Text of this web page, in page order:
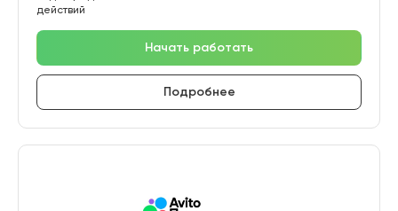
действий
Начать работать
Подробнее